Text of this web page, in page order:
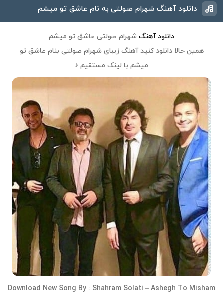
دانلود آهنگ شهرام صولتی به نام عاشق تو میشم
دانلود آهنگ شهرام صولتی عاشق تو میشم
همین حالا دانلود کنید آهنگ زیبایشهرام صولتی بنام عاشق تو
میشم با لینک مستقیم ♪
Download New Song By : Shahram Solati – Ashegh To Misham